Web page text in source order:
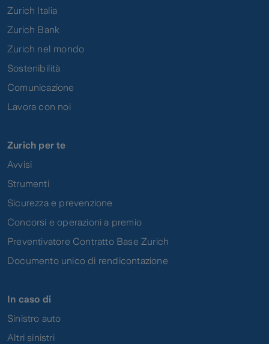
Zurich Italia
Zurich Bank
Zurich nel mondo
Sostenibilità
Comunicazione
Lavora con noi
Zurich per te
Avvisi
Strumenti
Sicurezza e prevenzione
Concorsi e operazioni a premio
Preventivatore Contratto Base Zurich
Documento unico di rendicontazione
In caso di
Sinistro auto
Altri sinistri